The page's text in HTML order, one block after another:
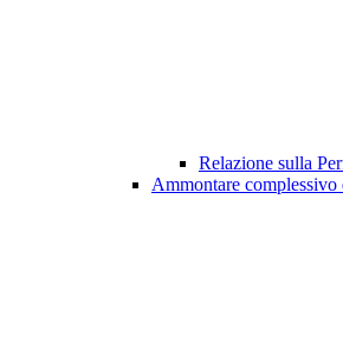
Relazione sulla
Ammontare complessivo